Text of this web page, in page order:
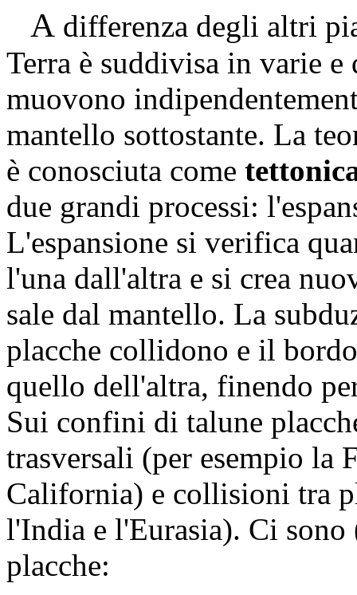
A differenza degli altri
Terra è suddivisa in varie
muovono
mantello sottostante. La
è conosciuta come
due grandi processi:
L'espansione si verifica
l'una dall'altra e si crea
sale dal mantello. La
placche collidono e il
quello dell'altra, finendo
Sui confini di talune
trasversali (per esempio la
California) e collisioni tra
l'India e l'Eurasia). Ci
placche: